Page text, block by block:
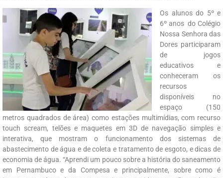
Os alunos do 5º e
6º anos do Colégio
Nossa Senhora das
Dores participaram
de jogos
educativos e
conheceram os
recursos
disponíveis no
espaço (150
metros quadrados de área) como estações multimídias, com recurso
touch scream, telões e maquetes em 3D de navegação simples e
interativa, que mostram o funcionamento dos sistemas de
abastecimento de água e de coleta e tratamento de esgoto, e dicas de
economia de água. “Aprendi um pouco sobre a história do saneamento
em Pernambuco e da Compesa e principalmente, sobre como é